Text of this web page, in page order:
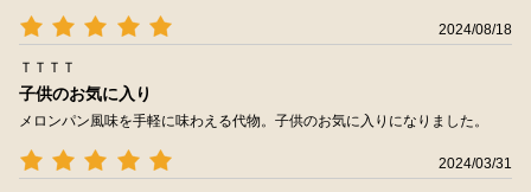
2024/08/18
ＴＴＴＴ
子供のお気に入り
メロンパン風味を手軽に味わえる代物。子供のお気に入りになりました。
2024/03/31